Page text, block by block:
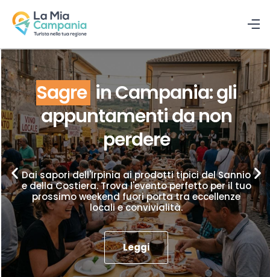
Sagre in Campania: gli
appuntamenti da non
perdere
Dai sapori dell'Irpinia ai prodotti tipici del Sannio
e della Costiera. Trova l'evento perfetto per il tuo
prossimo weekend fuori porta tra eccellenze
locali e convivialità.
Leggi